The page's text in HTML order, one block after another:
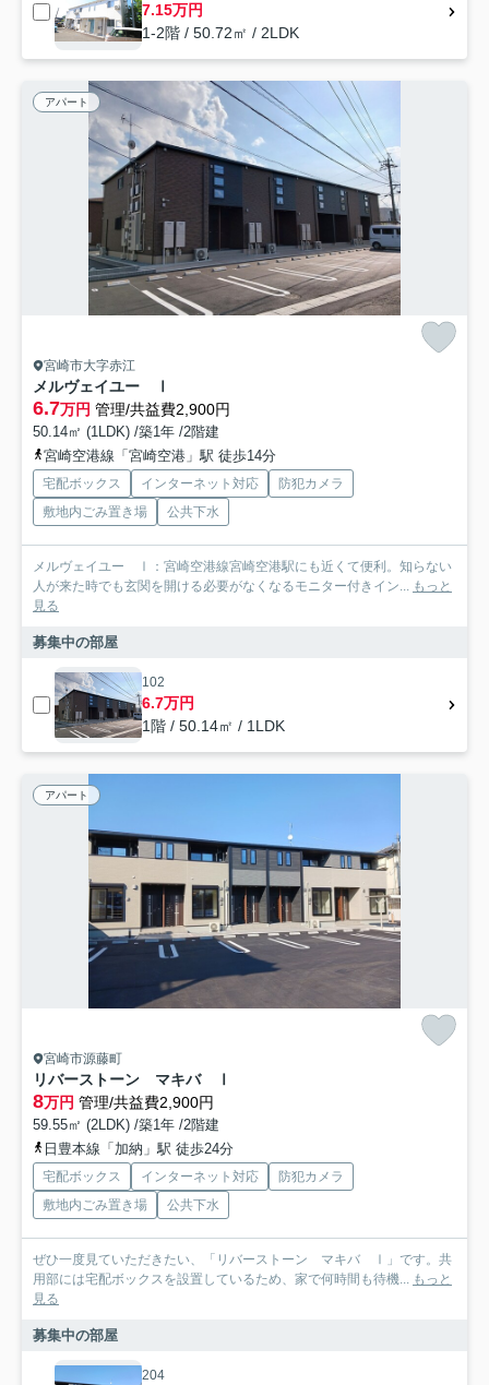
7.15万円
1-2階 / 50.72㎡ / 2LDK
アパート
宮崎市大字赤江
メルヴェイユー Ⅰ
6.7万円 管理/共益費2,900円
50.14㎡ (1LDK) /築1年 /2階建
宮崎空港線「宮崎空港」駅 徒歩14分
宅配ボックス インターネット対応
防犯カメラ
敷地内ごみ置き場
公共下水
メルヴェイユー Ⅰ：宮崎空港線宮崎空港駅にも近くて便利。知らない
人が来た時でも玄関を開ける必要がなくなるモニター付きイン... もっと
見る
募集中の部屋
102
6.7万円
1階 / 50.14㎡ / 1LDK
アパート
宮崎市源藤町
リバーストーン マキバ Ⅰ
8万円 管理/共益費2,900円
59.55㎡ (2LDK) /築1年 /2階建
日豊本線「加納」駅 徒歩24分
宅配ボックス インターネット対応
防犯カメラ
敷地内ごみ置き場
公共下水
ぜひ一度見ていただきたい、「リバーストーン マキバ Ⅰ」です。共
用部には宅配ボックスを設置しているため、家で何時間も待機... もっと
見る
募集中の部屋
204